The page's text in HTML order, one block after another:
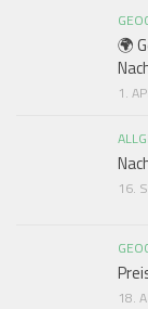
🌍
1.
16.
18.